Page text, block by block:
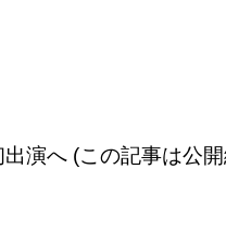
演へ (この記事は公